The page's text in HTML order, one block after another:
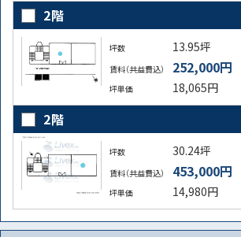
2階
坪数 13.95坪
賃料（共益費込） 252,000円
坪単価 18,065円
2階
坪数 30.24坪
賃料（共益費込） 453,000円
坪単価 14,980円